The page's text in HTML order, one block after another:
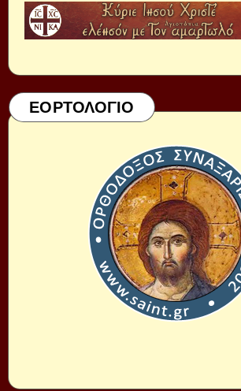
ΕΟΡΤΟΛΟΓΙΟ